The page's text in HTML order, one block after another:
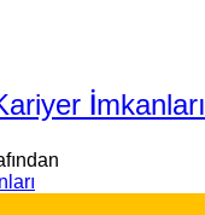
İmkanları